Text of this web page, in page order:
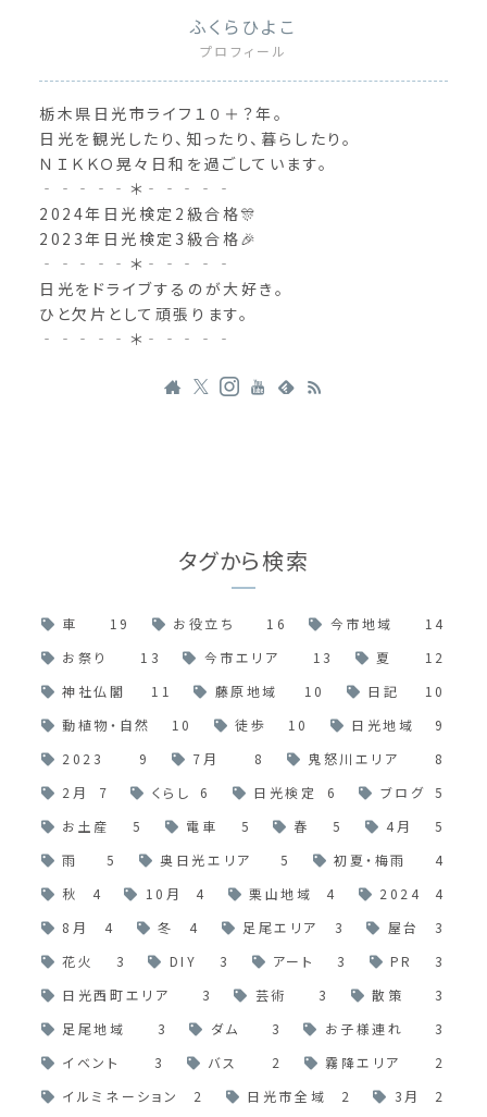
ふくらひよこ
プロフィール
栃木県日光市ライフ１０＋？年。
日光を観光したり、知ったり、暮らしたり。
ＮＩＫＫＯ晃々日和を過ごしています。
‐‐‐‐‐＊‐‐‐‐‐
2024年日光検定2級合格🎊
2023年日光検定3級合格🎉
‐‐‐‐‐＊‐‐‐‐‐
日光をドライブするのが大好き。
ひと欠片として頑張ります。
‐‐‐‐‐＊‐‐‐‐‐
タグから検索
車 19 お役立ち 16 今市地域
14
お祭り
13 今市エリア 13 夏
12
神社仏閣
11 藤原地域 10 日記
10
動植物・自然
10 徒歩 10 日光地域
9
2023
9 7月 8 鬼怒川エリア
8
2月
7 くらし 6 日光検定 6 ブログ
5
お土産
5 電車 5 春 5 4月
5
雨
5 奥日光エリア 5 初夏・梅雨
4
秋
4 10月 4 栗山地域 4 2024
4
8月
4 冬 4 足尾エリア 3 屋台
3
花火
3 DIY 3 アート 3 PR
3
日光西町エリア
3 芸術 3 散策
3
足尾地域
3 ダム 3 お子様連れ
3
イベント
3 バス 2 霧降エリア
2
イルミネーション
2 日光市全域 2 3月 2